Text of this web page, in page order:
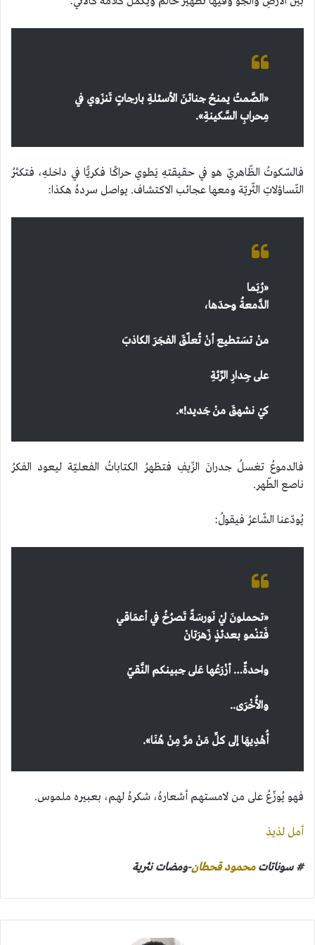
«الصَّمتُ يمنحُ جنائنَ الأسئلةِ بارجاتٍ تَنزَوي في
مِحرابِ السَّكينةِ».
فالسّكوتُ الظّاهريّ هو في حقيقتهِ يَطوي حراكًا فكريًّا في داخلهِ، فتكثرُ
التّساؤلاتِ الثّريّة ومعها عجائب الاكتشاف. يواصل سردهُ هكذا:
«رُبَما
الدَّمعةُ وحدَها،
منْ تسَتطيع أنْ تُعلّقَ الفجَرَ الكاذبَ
على جِدارِ الرِّئةِ
كيْ نشهقَ منْ جَديد!».
فالدموعُ تغسلُ جدرانَ الزّيفِ فتظهرُ الكتاباتُ الفعليّة ليعود الفكرُ
ناصع الطّهر.
يُودّعنا الشّاعرُ فيقولُ:
«تحملونَ ليْ نَورسَةً تَصرُخُ في أعمَاقي
فَتنْمو بعدئذٍ زَهرَتانْ
واحدةٌ… أزْرَعُها عَلى جبينكم النَّقيّ
والأُخْرَى..
أُهْدِيهَا إلى كلِّ مَنْ مرَّ مِنْ هُنَا».
فهو يُوزّعُ على من لامستهم أشعارهُ، شكرهُ لهم، بعبيره ملموس.
أمل لذيذ
# سوناتاتمحمود قحطان-ومضات نثرية